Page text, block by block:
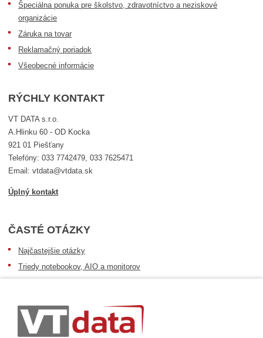
Špeciálna ponuka pre školstvo, zdravotníctvo a neziskové
organizácie
Záruka na tovar
Reklamačný poriadok
Všeobecné informácie
RÝCHLY KONTAKT
VT DATA s.r.o.
A.Hlinku 60 - OD Kocka
921 01 Piešťany
Telefóny: 033 7742479, 033 7625471
Email: vtdata@vtdata.sk
Úplný kontakt
ČASTÉ OTÁZKY
Najčastejšie otázky
Triedy notebookov, AIO a monitorov
Dopravné podmienky
Sledovanie zásielok